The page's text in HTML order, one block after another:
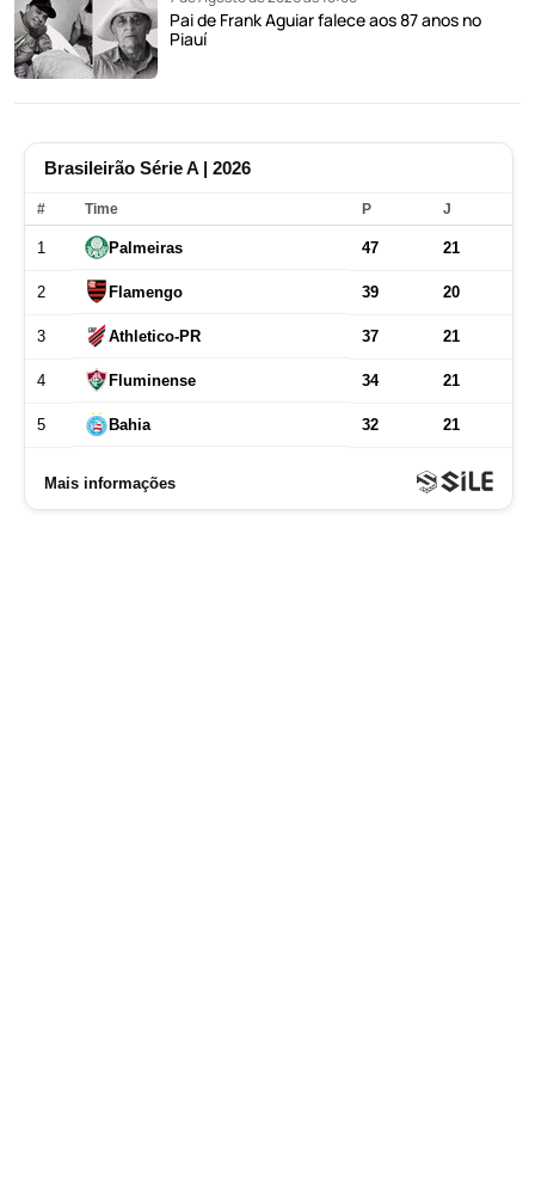
Pai de Frank Aguiar falece aos 87 anos no
Piauí